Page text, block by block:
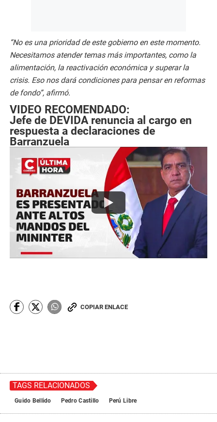
“No es una prioridad de este gobierno en este momento.
Necesitamos atender temas más importantes, como la
alimentación, la reactivación económica y superar la
crisis. Eso nos dará condiciones para pensar en reformas
de fondo”, afirmó.
VIDEO RECOMENDADO:
Jefe de DEVIDA renuncia al cargo en
respuesta a declaraciones de
Barranzuela
COPIAR ENLACE
TAGS RELACIONADOS
Guido Bellido Pedro Castillo Perú Libre